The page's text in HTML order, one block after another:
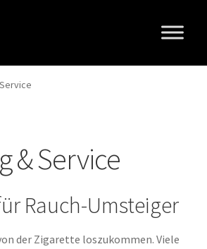
& Service
Rauch-Umsteiger
der Zigarette loszukommen. Viele